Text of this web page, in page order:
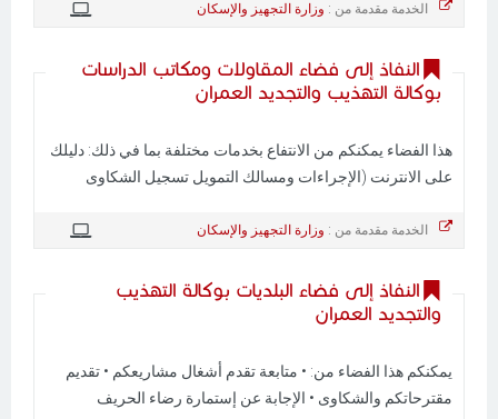
الخدمة مقدمة من : وزارة التجهيز والإسكان
النفاذ إلى فضاء المقاولات ومكاتب الدراسات
بوكالة التهذيب والتجديد العمران
هذا الفضاء يمكنكم من الانتفاع بخدمات مختلفة بما في ذلك: دليلك
على الانترنت (الإجراءات ومسالك التمويل تسجيل الشكاوى
الخدمة مقدمة من : وزارة التجهيز والإسكان
النفاذ إلى فضاء البلديات بوكالة التهذيب
والتجديد العمران
يمكنكم هذا الفضاء من: • متابعة تقدم أشغال مشاريعكم • تقديم
مقترحاتكم والشكاوى • الإجابة عن إستمارة رضاء الحريف